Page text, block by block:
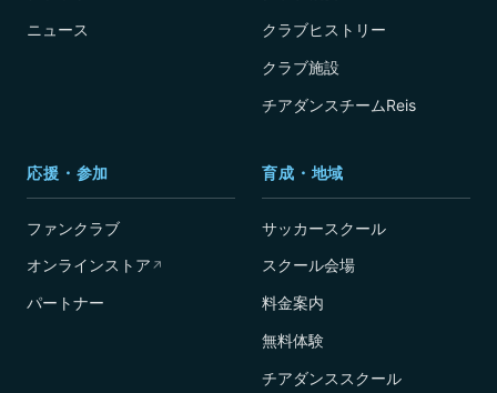
ニュース
クラブヒストリー
クラブ施設
チアダンスチームReis
応援・参加
ファンクラブ
オンラインストア ↗
パートナー
育成・地域
サッカースクール
スクール会場
料金案内
無料体験
チアダンススクール